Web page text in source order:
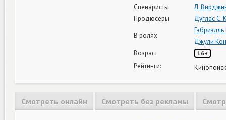
Сценаристы
Л.
Продюсеры
Дуглас С.
В ролях
Джули
Возраст
16+
Рейтинги:
Смотреть онлайн Смотреть без рекламы